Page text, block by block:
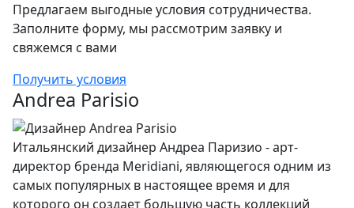
Предлагаем выгодные условия сотрудничества.
Заполните форму, мы рассмотрим заявку и
свяжемся с вами
Получить условия
Andrea Parisio
Итальянский дизайнер Андреа Паризио - арт-
директор бренда Meridiani, являющегося одним из
самых популярных в настоящее время и для
которого он создает большую часть коллекций